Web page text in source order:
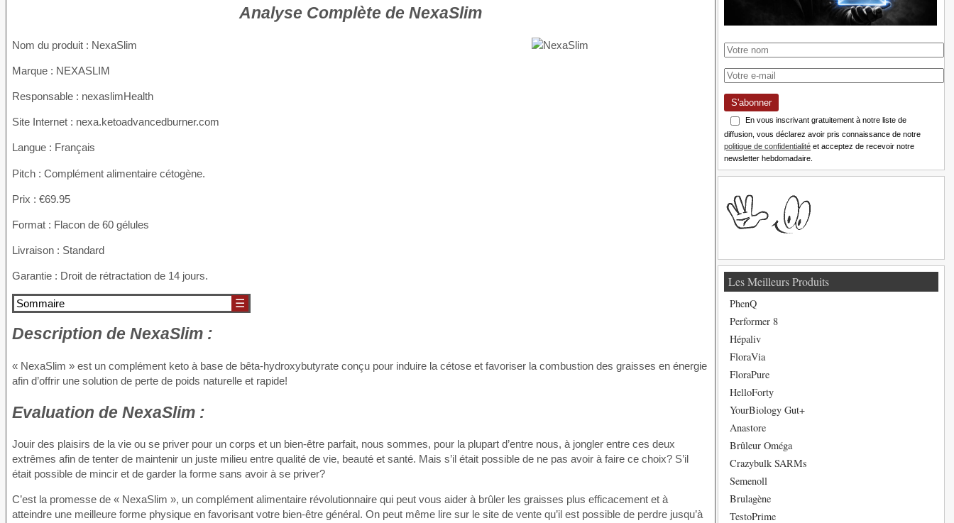
Analyse Complète de NexaSlim
Nom du produit : NexaSlim
Marque : NEXASLIM
Responsable : nexaslimHealth
Site Internet : nexa.ketoadvancedburner.com
Langue : Français
Pitch : Complément alimentaire cétogène.
Prix : €69.95
Format : Flacon de 60 gélules
Livraison : Standard
Garantie : Droit de rétractation de 14 jours.
Sommaire ☰
Description de NexaSlim :
« NexaSlim » est un complément keto à base de bêta-hydroxybutyrate conçu pour induire la cétose et favoriser la combustion des graisses en énergie
afin d’offrir une solution de perte de poids naturelle et rapide!
Evaluation de NexaSlim :
Jouir des plaisirs de la vie ou se priver pour un corps et un bien-être parfait, nous sommes, pour la plupart d’entre nous, à jongler entre ces deux
extrêmes afin de tenter de maintenir un juste milieu entre qualité de vie, beauté et santé. Mais s’il était possible de ne pas avoir à faire ce choix? S’il
était possible de mincir et de garder la forme sans avoir à se priver?
C’est la promesse de « NexaSlim », un complément alimentaire révolutionnaire qui peut vous aider à brûler les graisses plus efficacement et à
atteindre une meilleure forme physique en favorisant votre bien-être général. On peut même lire sur le site de vente qu’il est possible de perdre jusqu’à
S'abonner
En vous inscrivant gratuitement à notre liste de
diffusion, vous déclarez avoir pris connaissance de notre
politique de confidentialité et acceptez de recevoir notre
newsletter hebdomadaire.
Les Meilleurs Produits
PhenQ
Performer 8
Hépaliv
FloraVia
FloraPure
HelloForty
YourBiology Gut+
Anastore
Brûleur Oméga
Crazybulk SARMs
Semenoll
Brulagène
TestoPrime